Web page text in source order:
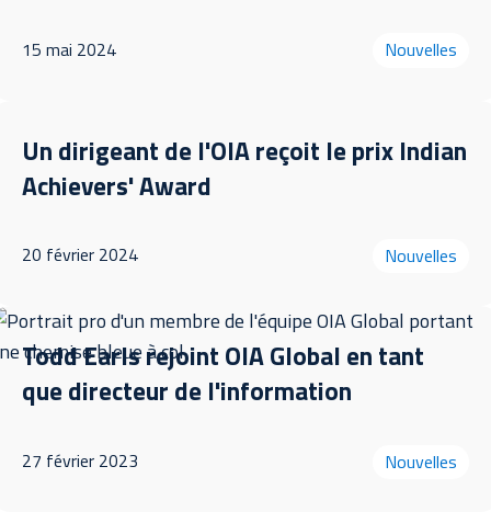
15 mai 2024 Nouvelles
Un dirigeant de l'OIA reçoit le prix Indian
Achievers' Award
20 février 2024 Nouvelles
Todd Earls rejoint OIA Global en tant
que directeur de l'information
27 février 2023 Nouvelles